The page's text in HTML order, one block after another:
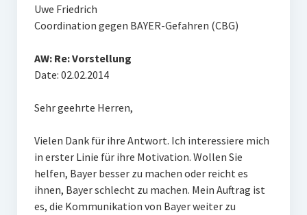
Uwe Friedrich
Coordination gegen BAYER-Gefahren (CBG)
AW: Re: Vorstellung
Date: 02.02.2014
Sehr geehrte Herren,
Vielen Dank für ihre Antwort. Ich interessiere mich
in erster Linie für ihre Motivation. Wollen Sie
helfen, Bayer besser zu machen oder reicht es
ihnen, Bayer schlecht zu machen. Mein Auftrag ist
es, die Kommunikation von Bayer weiter zu